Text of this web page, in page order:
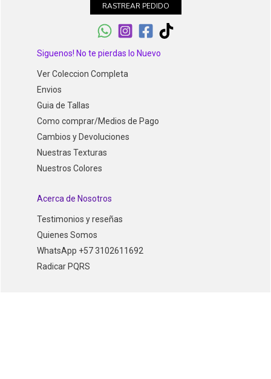
RASTREAR PEDIDO
Siguenos! No te pierdas lo Nuevo
Ver Coleccion Completa
Envios
Guia de Tallas
Como comprar/Medios de Pago
Cambios y Devoluciones
Nuestras Texturas
Nuestros Colores
Acerca de Nosotros
Testimonios y reseñas
Quienes Somos
WhatsApp +57 3102611692
Radicar PQRS